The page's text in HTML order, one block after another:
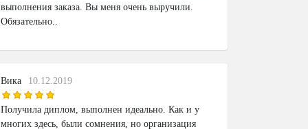
выполнения заказа. Вы меня очень выручили.
Обязательно..
Вика 10.12.2019
Получила диплом, выполнен идеально. Как и у
многих здесь, были сомнения, но организация